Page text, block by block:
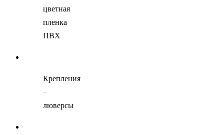
цветная
пленка
ПВХ
Крепления
–
люверсы